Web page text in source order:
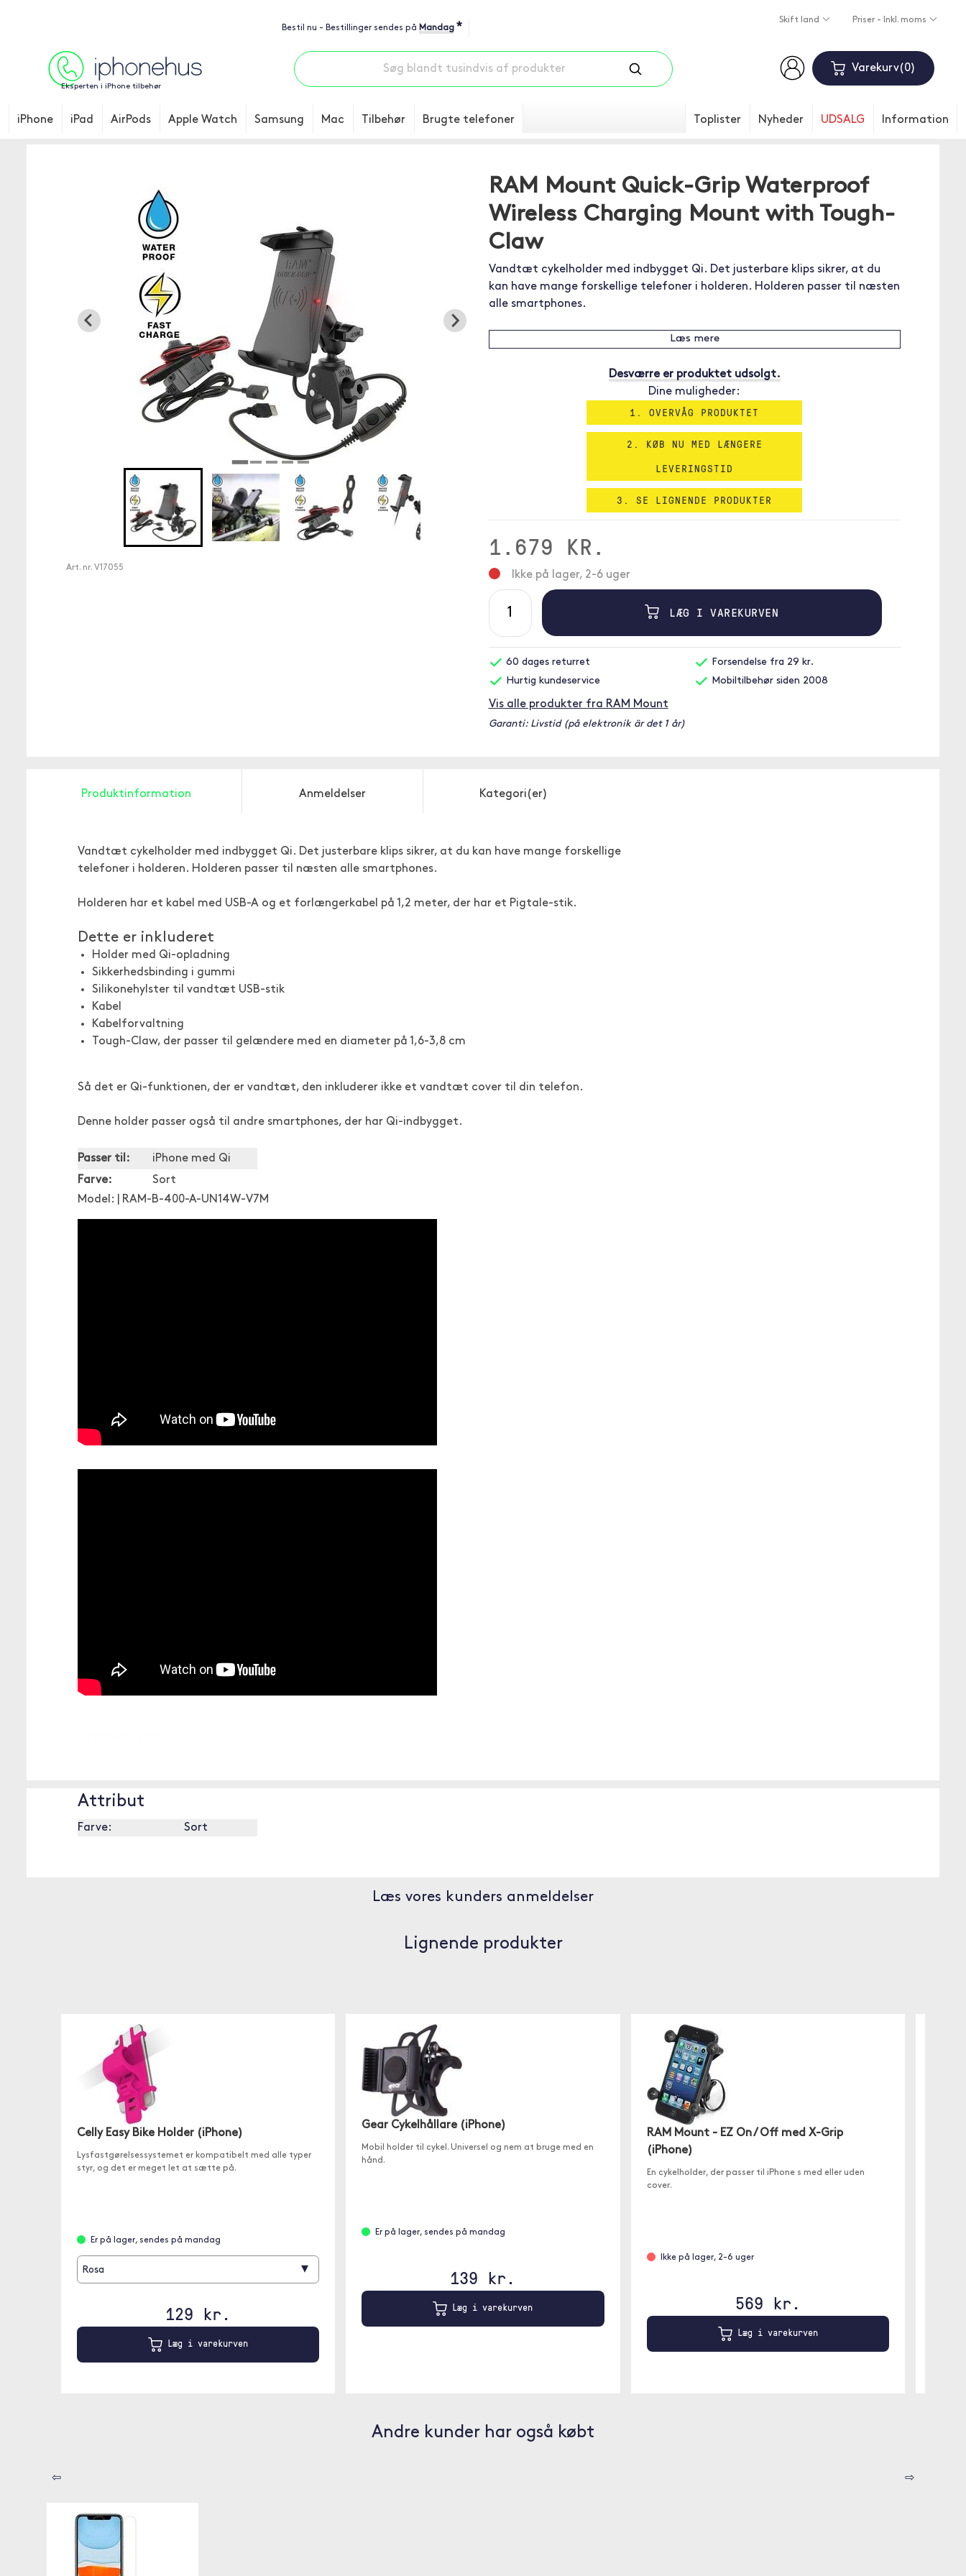
Bestil nu - Bestillinger sendes på Mandag *
Skift land Priser - Inkl. moms
Eksperten i iPhone tilbehør
Varekurv 0
iPhone iPad AirPods Apple Watch Samsung Mac Tilbehør Brugte telefoner Toplister Nyheder UDSALG Information
Art. nr. V17055
RAM Mount Quick-Grip Waterproof
Wireless Charging Mount with Tough-
Claw
Vandtæt cykelholder med indbygget Qi. Det justerbare klips sikrer, at du
kan have mange forskellige telefoner i holderen. Holderen passer til næsten
alle smartphones.
Læs mere
Desværre er produktet udsolgt.
Dine muligheder:
1. OVERVÅG PRODUKTET
2. KØB NU MED LÆNGERE
LEVERINGSTID
3. SE LIGNENDE PRODUKTER
1.679 KR.
Ikke på lager, 2-6 uger
LÆG I VAREKURVEN
60 dages returret
Forsendelse fra 29 kr.
Hurtig kundeservice
Mobiltilbehør siden 2008
Vis alle produkter fra RAM Mount
Garanti: Livstid (på elektronik är det 1 år)
Produktinformation Anmeldelser Kategori(er)
Vandtæt cykelholder med indbygget Qi. Det justerbare klips sikrer, at du kan have mange forskellige
telefoner i holderen. Holderen passer til næsten alle smartphones.
Holderen har et kabel med USB-A og et forlængerkabel på 1,2 meter, der har et Pigtale-stik.
Dette er inkluderet
Holder med Qi-opladning
Sikkerhedsbinding i gummi
Silikonehylster til vandtæt USB-stik
Kabel
Kabelforvaltning
Tough-Claw, der passer til gelændere med en diameter på 1,6-3,8 cm
Så det er Qi-funktionen, der er vandtæt, den inkluderer ikke et vandtæt cover til din telefon.
Denne holder passer også til andre smartphones, der har Qi-indbygget.
Passer til:
iPhone med Qi
Farve:
Sort
Model: | RAM-B-400-A-UN14W-V7M
Attribut
Farve: Sort
Læs vores kunders anmeldelser
Lignende produkter
Celly Easy Bike Holder (iPhone)
Lysfastgørelsessystemet er kompatibelt med alle typer
styr, og det er meget let at sætte på.
Er på lager, sendes på mandag
Rosa ▾
129 kr.
Læg i varekurven
Gear Cykelhållare (iPhone)
Mobil holder til cykel. Universel og nem at bruge med en
hånd.
Er på lager, sendes på mandag
139 kr.
Læg i varekurven
RAM Mount - EZ On / Off med X-Grip
(iPhone)
En cykelholder, der passer til iPhone s med eller uden
cover.
Ikke på lager, 2-6 uger
569 kr.
Læg i varekurven
Andre kunder har også købt
⇦ ⇨